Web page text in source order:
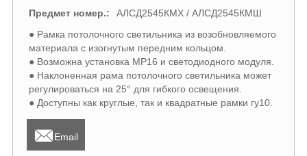
Предмет номер.:
АЛСД2545КМХ / АЛСД2545КМШ
● Рамка потолочного светильника из возобновляемого
материала с изогнутым передним кольцом.
● Возможна установка МР16 и светодиодного модуля.
● Наклоненная рама потолочного светильника может
регулироваться на 25° для гибкого освещения.
● Доступны как круглые, так и квадратные рамки гу10.
Email